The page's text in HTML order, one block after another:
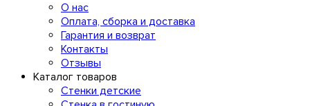
О нас
Оплата, сборка и доставка
Гарантия и возврат
Контакты
Отзывы
Каталог товаров
Стенки детские